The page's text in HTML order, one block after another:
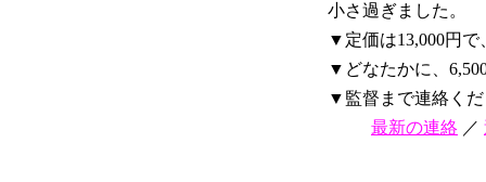
小さ過ぎました。
▼定価は13,000円で
▼どなたかに、
▼監督まで連絡く
最新の連絡 ／